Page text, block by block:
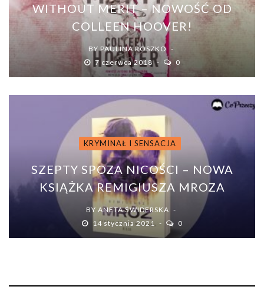
WITHOUT MERIT – NOWOŚĆ OD
COLLEEN HOOVER!
BYPAULINA ROSZKO
7 czerwca 2018
0
KRYMINAŁ I SENSACJA
SZEPTY SPOZA NICOŚCI – NOWA
KSIĄŻKA REMIGIUSZA MROZA
BY ANETA ŚWIDERSKA
14 stycznia 2021
0